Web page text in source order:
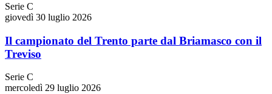
Serie C
giovedì 30 luglio 2026
Il campionato del Trento parte dal Briamasco con il
Treviso
Serie C
mercoledì 29 luglio 2026